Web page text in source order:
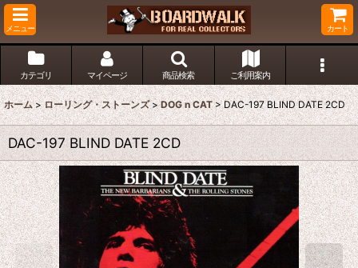
メニュー カート
カテゴリ マイページ 商品検索 ご利用案内
ホーム > ローリング・ストーンズ > DOG n CAT > DAC-197 BLIND DATE 2CD
DAC-197 BLIND DATE 2CD